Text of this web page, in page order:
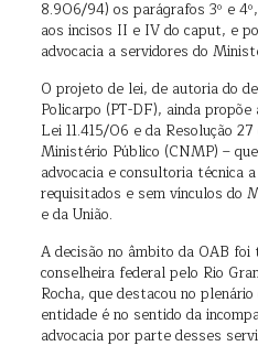
8.906/94) os parágrafos 3º e
aos incisos II e IV do caput, e
advocacia a servidores do
O projeto de lei, de autoria do
Policarpo (PT-DF), ainda
Lei 11.415/06 e da Resolução
Ministério Público (CNMP) –
advocacia e consultoria técnica
requisitados e sem vínculos do
e da União.
A decisão no âmbito da OAB
conselheira federal pelo Rio
Rocha, que destacou no
entidade é no sentido da
advocacia por parte desses